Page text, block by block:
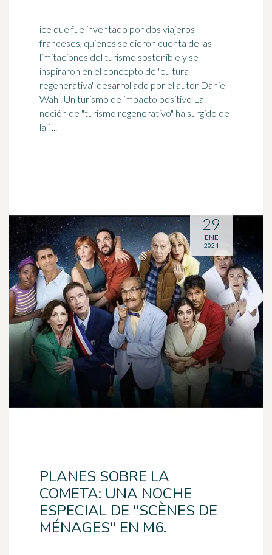
ice que fue inventado por dos viajeros
franceses, quienes se dieron cuenta de las
limitaciones del turismo sostenible y se
inspiraron en el concepto de "cultura
regenerativa" desarrollado por el autor Daniel
Wahl. Un turismo de impacto positivo La
noción de "turismo regenerativo" ha surgido de
la i ...
PLANES SOBRE LA
COMETA: UNA NOCHE
ESPECIAL DE "SCÈNES DE
MÉNAGES" EN M6.
29
ENE
2024